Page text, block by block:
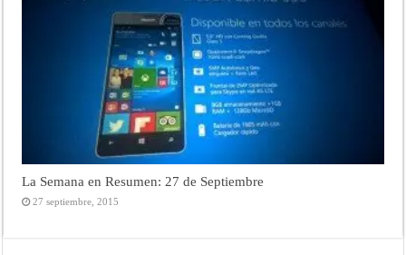
La Semana en Resumen: 27 de Septiembre
27 septiembre, 2015